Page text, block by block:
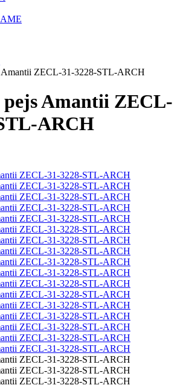
Amantii ZECL-31-3228-STL-ARCH
Amantii ZECL-
ARCH